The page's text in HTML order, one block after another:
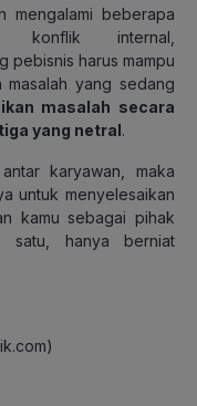
mengalami beberapa
konflik internal,
pebisnis harus mampu
masalah yang sedang
masalah secara
yang netral.
karyawan, maka
untuk menyelesaikan
kamu sebagai pihak
satu, hanya berniat